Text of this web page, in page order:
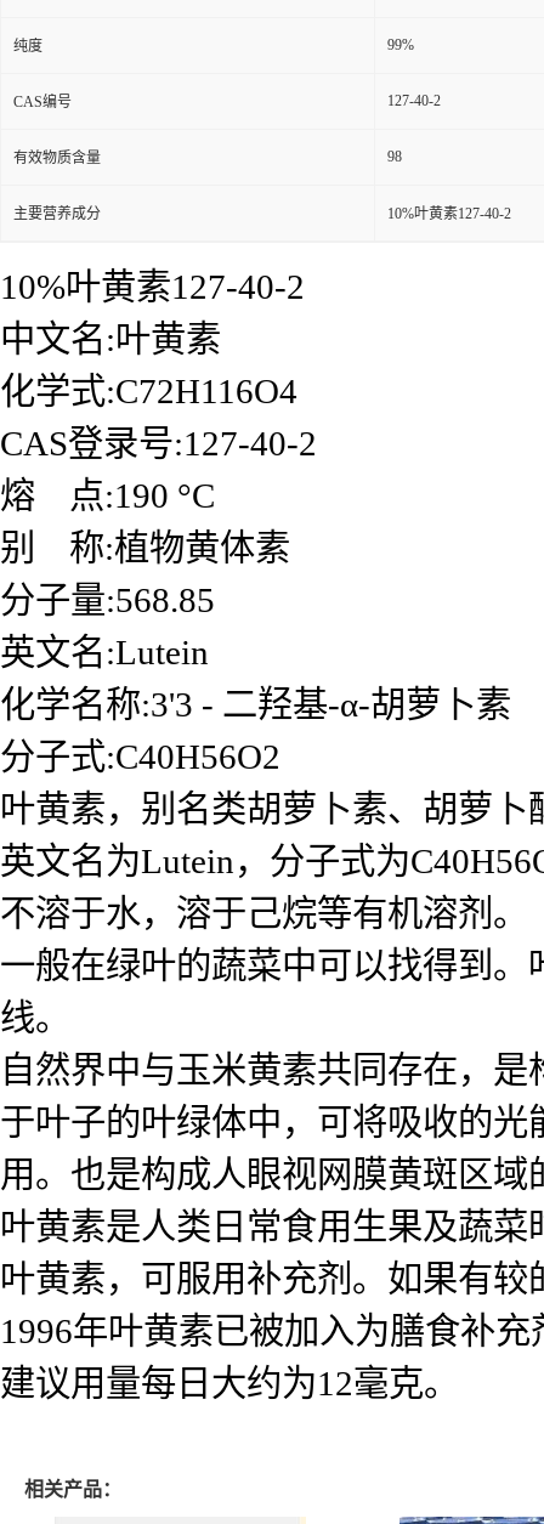
纯度 99%
CAS编号 127-40-2
有效物质含量 98
主要营养成分 10%叶黄素127-40-2
10%叶黄素127-40-2
中文名:叶黄素
化学式:C72H116O4
CAS登录号:127-40-2
熔 点:190 °C
别 称:植物黄体素
分子量:568.85
英文名:Lutein
化学名称:3'3 - 二羟基-α-胡萝卜素
分子式:C40H56O2
叶黄素，别名类胡萝卜素、胡萝
英文名为Lutein，分子式为
不溶于水，溶于己烷等有机溶剂。
一般在绿叶的蔬菜中可以找得到
线。
自然界中与玉米黄素共同存在，
于叶子的叶绿体中，可将吸收的
用。也是构成人眼视网膜黄斑区域
叶黄素是人类日常食用生果及蔬
叶黄素，可服用补充剂。如果有
1996年叶黄素已被加入为膳食补
建议用量每日大约为12毫克。
相关产品：